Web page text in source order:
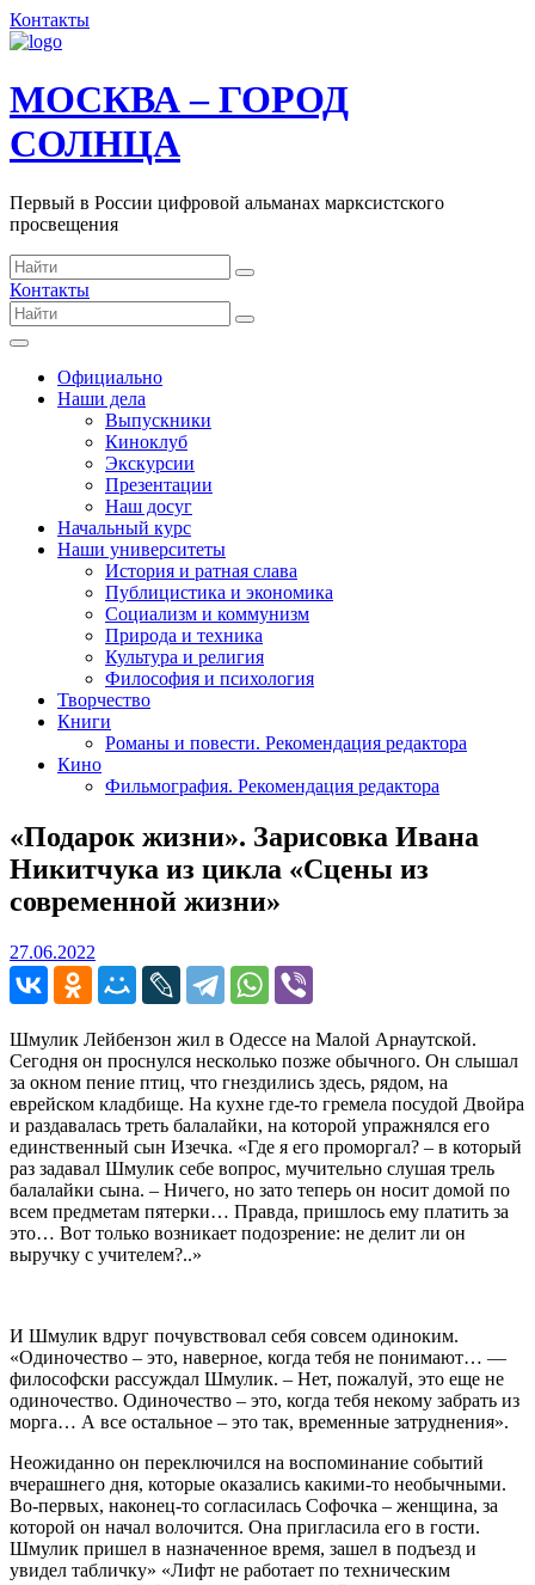
Контакты
МОСКВА – ГОРОД
СОЛНЦА
Первый в России цифровой альманах марксистского
просвещения
Контакты
Официально
Наши дела
Выпускники
Киноклуб
Экскурсии
Презентации
Наш досуг
Начальный курс
Наши университеты
История и ратная слава
Публицистика и экономика
Социализм и коммунизм
Природа и техника
Культура и религия
Философия и психология
Творчество
Книги
Романы и повести. Рекомендация редактора
Кино
Фильмография. Рекомендация редактора
«Подарок жизни». Зарисовка Ивана
Никитчука из цикла «Сцены из
современной жизни»
27.06.2022
Шмулик Лейбензон жил в Одессе на Малой Арнаутской.
Сегодня он проснулся несколько позже обычного. Он слышал
за окном пение птиц, что гнездились здесь, рядом, на
еврейском кладбище. На кухне где-то гремела посудой Двойра
и раздавалась треть балалайки, на которой упражнялся его
единственный сын Изечка. «Где я его проморгал? – в который
раз задавал Шмулик себе вопрос, мучительно слушая трель
балалайки сына. – Ничего, но зато теперь он носит домой по
всем предметам пятерки… Правда, пришлось ему платить за
это… Вот только возникает подозрение: не делит ли он
выручку с учителем?..»
И Шмулик вдруг почувствовал себя совсем одиноким.
«Одиночество – это, наверное, когда тебя не понимают… —
философски рассуждал Шмулик. – Нет, пожалуй, это еще не
одиночество. Одиночество – это, когда тебя некому забрать из
морга… А все остальное – это так, временные затруднения».
Неожиданно он переключился на воспоминание событий
вчерашнего дня, которые оказались какими-то необычными.
Во-первых, наконец-то согласилась Софочка – женщина, за
которой он начал волочится. Она пригласила его в гости.
Шмулик пришел в назначенное время, зашел в подъезд и
увидел табличку» «Лифт не работает по техническим